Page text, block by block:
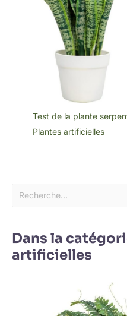
Test de la plante
Plantes artificielles
Dans la
artificielles